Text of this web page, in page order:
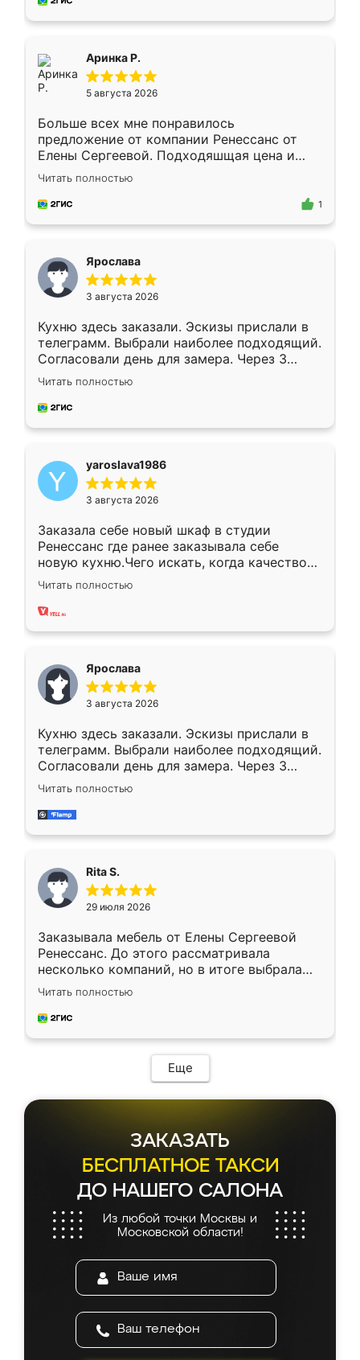
Аринка Р.
5 августа 2026
Больше всех мне понравилось
предложение от компании Ренессанс от
Елены Сергеевой. Подходяшщая цена и
короткие сроки изготовления. Приехавший
для замера сотрудник Владислав
предложил по моему эскизу самый
Читать полностью
1
Ярослава
3 августа 2026
Кухню здесь заказали. Эскизы прислали в
телеграмм. Выбрали наиболее подходящий.
Согласовали день для замера. Через 3
недели кухня была уже готова. Остались
довольны работой. Спасибо Ренессанс
мебель за качественную работу!
Читать полностью
yaroslava1986
3 августа 2026
Заказала себе новый шкаф в студии
Ренессанс где ранее заказывала себе
новую кухню.Чего искать, когда качеством
вполне довольна. Служит кухня уже почти
два года, нареканий нет.
Читать полностью
Ярослава
3 августа 2026
Кухню здесь заказали. Эскизы прислали в
телеграмм. Выбрали наиболее подходящий.
Согласовали день для замера. Через 3
недели кухня была уже готова. Остались
довольны работой. Спасибо Ренессанс
мебель за качественную работу!
Читать полностью
Rita S.
29 июля 2026
Заказывала мебель от Елены Сергеевой
Ренессанс. До этого рассматривала
несколько компаний, но в итоге выбрала
эту. Сначала обговорили условия, потом
приехал замерщик, всё спокойно объяснил
и снял размеры. Изготовили в срок, с
мебель сразу встала на свое место без
каких-либо доработок. Качеством осталась
довольна, все выглядит так, как и ожидала.
Читать полностью
Еще
ЗАКАЗАТЬ
БЕСПЛАТНОЕ ТАКСИ
ДО НАШЕГО САЛОНА
Из любой точки Москвы и
Московской области!